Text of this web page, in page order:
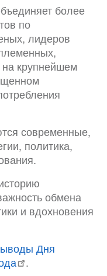
более
по
лидеров
крупнейшем
современные,
политика,
обмена
и вдохновения
Дня
.